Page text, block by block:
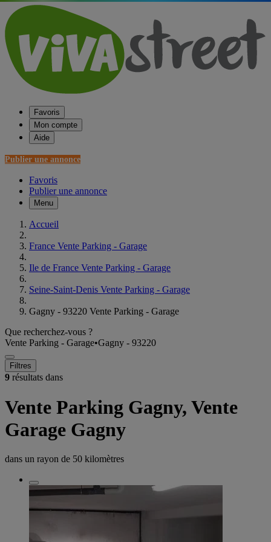
Favoris
Mon compte
Aide
Publier une annonce
Favoris
Publier une annonce
Menu
Accueil
France Vente Parking - Garage
Ile de France Vente Parking - Garage
Seine-Saint-Denis Vente Parking - Garage
Gagny - 93220 Vente Parking - Garage
Que recherchez-vous ?
Vente Parking - Garage•Gagny - 93220
Filtres
9 résultats dans
Vente Parking Gagny, Vente
Garage Gagny
dans un rayon de 50 kilomètres